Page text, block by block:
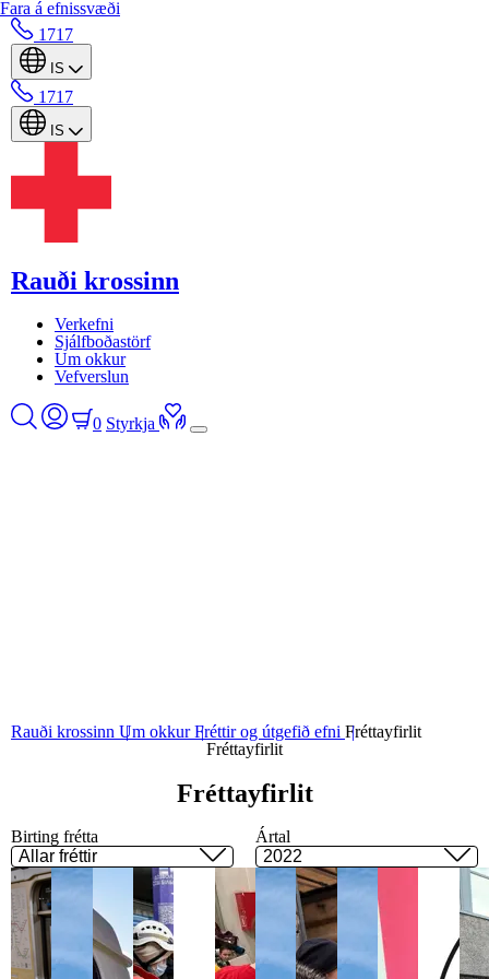
Fara á efnissvæði
1717
IS
1717
IS
Rauði krossinn
Verkefni
Sjálfboðastörf
Um okkur
Vefverslun
0 Styrkja
Rauði krossinn Um okkurFréttir og útgefið efni Fréttayfirlit
Fréttayfirlit
Frétta­yf­ir­lit
Birting frétta
Allar fréttir
Ártal
2022